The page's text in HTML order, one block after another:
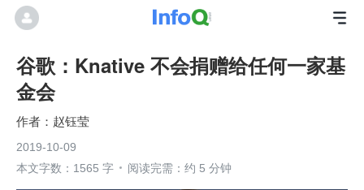
谷歌：Knative 不会捐赠给任何一家基
金会
赵钰莹
2019-10-09
本文字数：1565 字
阅读完需：约 5 分钟